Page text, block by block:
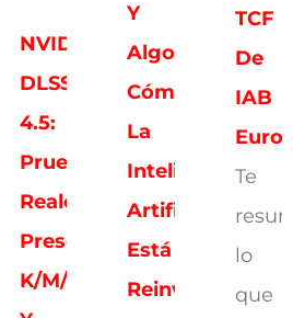
NVIDIA
DLSS
4.5:
Pruebas
Reales,
Presets
K/M/L
Y
Algoritmos:
Cómo
La
Inteligencia
Artificial
Está
Reinventando
TCF
De
IAB
Te
lo
que